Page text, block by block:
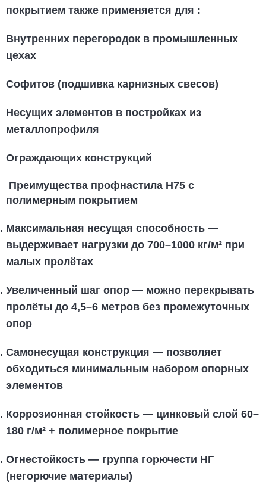
покрытием также применяется для :
Внутренних перегородок в промышленных
цехах
Софитов (подшивка карнизных свесов)
Несущих элементов в постройках из
металлопрофиля
Ограждающих конструкций
Преимущества профнастила Н75 с
полимерным покрытием
Максимальная несущая способность —
выдерживает нагрузки до 700–1000 кг/м² при
малых пролётах
Увеличенный шаг опор — можно перекрывать
пролёты до 4,5–6 метров без промежуточных
опор
Самонесущая конструкция — позволяет
обходиться минимальным набором опорных
элементов
Коррозионная стойкость — цинковый слой 60–
180 г/м² + полимерное покрытие
Огнестойкость — группа горючести НГ
(негорючие материалы)